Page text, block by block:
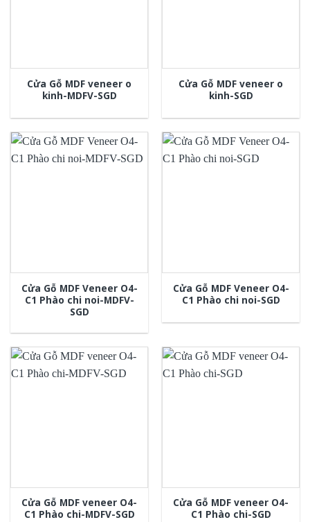
Cửa Gỗ MDF veneer o
kinh-MDFV-SGD
Cửa Gỗ MDF veneer o
kinh-SGD
Cửa Gỗ MDF Veneer O4-
C1 Phào chi noi-MDFV-
SGD
Cửa Gỗ MDF Veneer O4-
C1 Phào chi noi-SGD
Cửa Gỗ MDF veneer O4-
C1 Phào chi-MDFV-SGD
Cửa Gỗ MDF veneer O4-
C1 Phào chi-SGD